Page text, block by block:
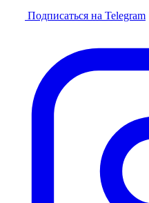
Подписаться на Telegram